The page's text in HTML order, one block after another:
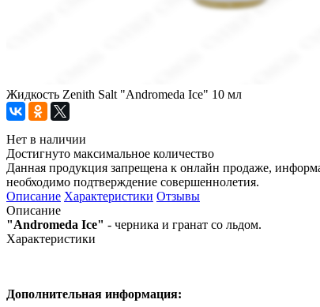
Жидкость Zenith Salt "Andromeda Ice" 10 мл
Нет в наличии
Достигнуто максимальное количество
Данная продукция запрещена к онлайн продаже,
необходимо подтверждение совершеннолетия.
Описание Характеристики Отзывы
Описание
"Andromeda Ice" - черника и гранат со льдом.
Характеристики
Дополнительная информация: